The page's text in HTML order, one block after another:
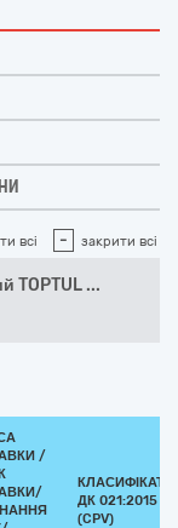
всі - закрити всі
TOPTUL ...
/
ДК 021:2015
(CPV)